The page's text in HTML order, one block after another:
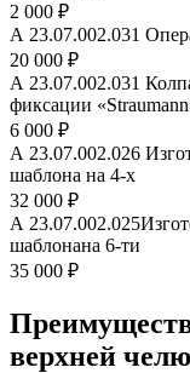
2 000 ₽
А 23.07.002.031
20 000 ₽
А 23.07.002.031
фиксации
6 000 ₽
А 23.07.002.026
шаблона на 4-х
32 000 ₽
А
шаблонана 6-ти
35 000 ₽
верхней